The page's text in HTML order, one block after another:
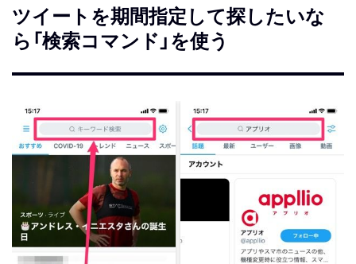
ツイートを期間指定して探したいな
ら「検索コマンド」を使う